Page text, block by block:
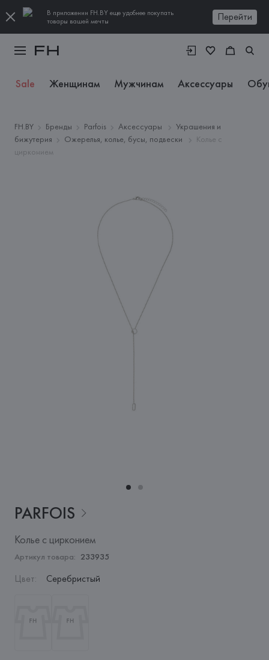
В приложении FH.BY еще удобнее покупать
товары вашей мечты
Перейти
Sale Женщинам Мужчинам Аксессуары
FH.BY Бренды Parfois Аксессуары
Украшения и
бижутерия
Ожерелья, колье, бусы, подвески
Колье с
цирконием
PARFOIS
Колье с цирконием
Артикул товара: 233935
Цвет: Серебристый